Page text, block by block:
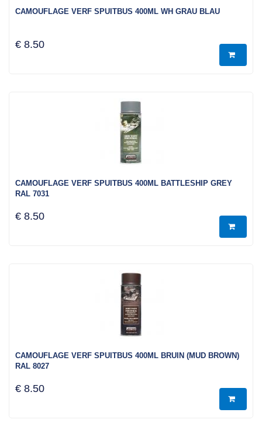
CAMOUFLAGE VERF SPUITBUS 400ML WH GRAU BLAU
€ 8.50
CAMOUFLAGE VERF SPUITBUS 400ML BATTLESHIP GREY
RAL 7031
€ 8.50
CAMOUFLAGE VERF SPUITBUS 400ML BRUIN (MUD BROWN)
RAL 8027
€ 8.50